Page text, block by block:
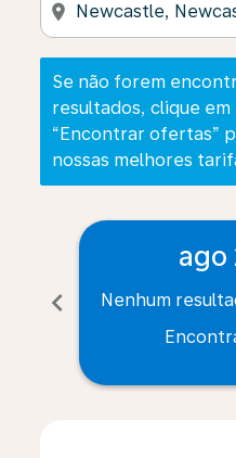
location_on
Se não forem
resultados, clique em
“Encontrar ofertas”
nossas melhores
chevron_left
ago
Nenhum